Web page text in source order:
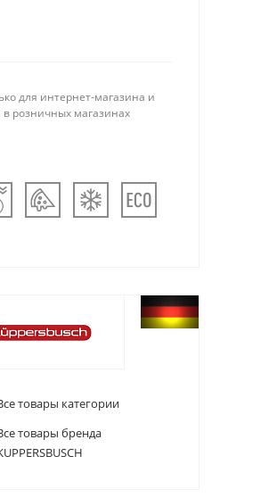
для интернет-магазина и
розничных магазинах
товары категории
товары бренда